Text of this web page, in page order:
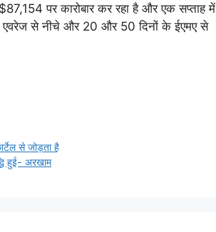
पर कारोबार कर रहा है और एक सप्ताह में
एवरेज से नीचे और 20 और 50 दिनों के ईएमए से
से जोड़ता है
हुई- अरखाम